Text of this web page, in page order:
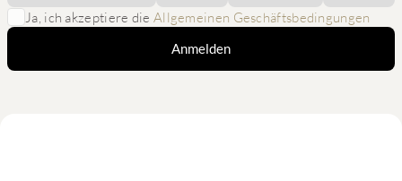
Ja, ich akzeptiere die Allgemeinen Geschäftsbedingungen
Anmelden